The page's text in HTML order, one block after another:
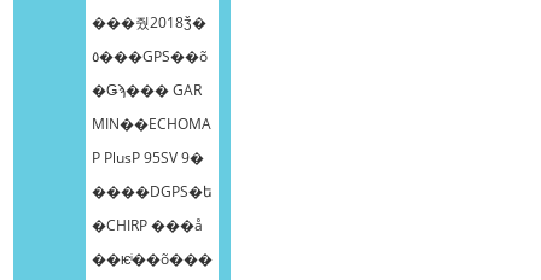
���줬2018ǯ�
٥���GPS��õ
�Ǥϡ��� GAR
MIN��ECHOMA
P PlusP 95SV 9�
����DGPS�ե
�CHIRP ���å
��ѥͥ��õ���